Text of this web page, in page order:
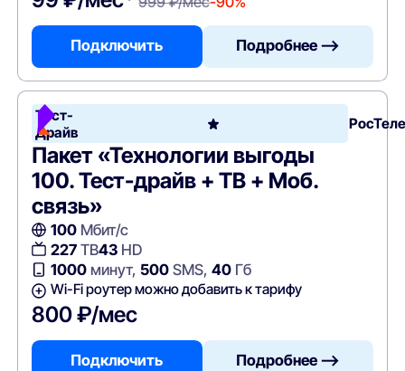
Подключить Подробнее —>
Тест-
Драйв
Пакет «Технологии выгоды
100. Тест-драйв + ТВ + Моб.
связь»
100Мбит/с
227ТВ43HD
1000минут, 500SMS, 40Гб
Wi-Fi роутер можно добавить к тарифу
800 ₽/мес
Подключить Подробнее —>